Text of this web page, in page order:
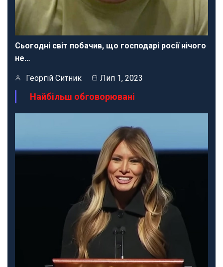
Сьогодні світ побачив, що господарі росії нічого
не…
Георгій Ситник Лип 1, 2023
Найбільш обговорювані